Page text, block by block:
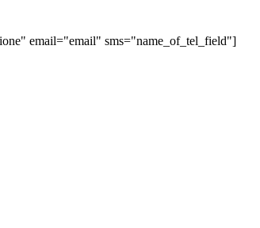
email="email" sms="name_of_tel_field"]